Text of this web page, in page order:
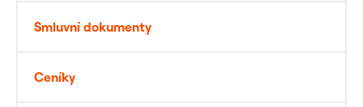
Smluvní dokumenty
Ceníky